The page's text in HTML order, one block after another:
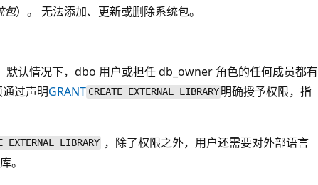
包）。 无法添加、更新或删除系统包。
默认情况下，dbo 用户或担任 db_owner 角色的任何成员都有
过声明GRANT CREATE EXTERNAL LIBRARY 明确授予权限，指
EXTERNAL LIBRARY ，除了权限之外，用户还需要对外部语言
。